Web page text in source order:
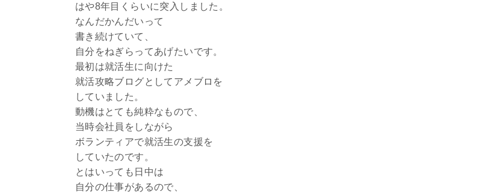
はや8年目くらいに突入しました。
なんだかんだいって
書き続けていて、
自分をねぎらってあげたいです。
最初は就活生に向けた
就活攻略ブログとしてアメブロを
していました。
動機はとても純粋なもので、
当時会社員をしながら
ボランティアで就活生の支援を
していたのです。
とはいっても日中は
自分の仕事があるので、